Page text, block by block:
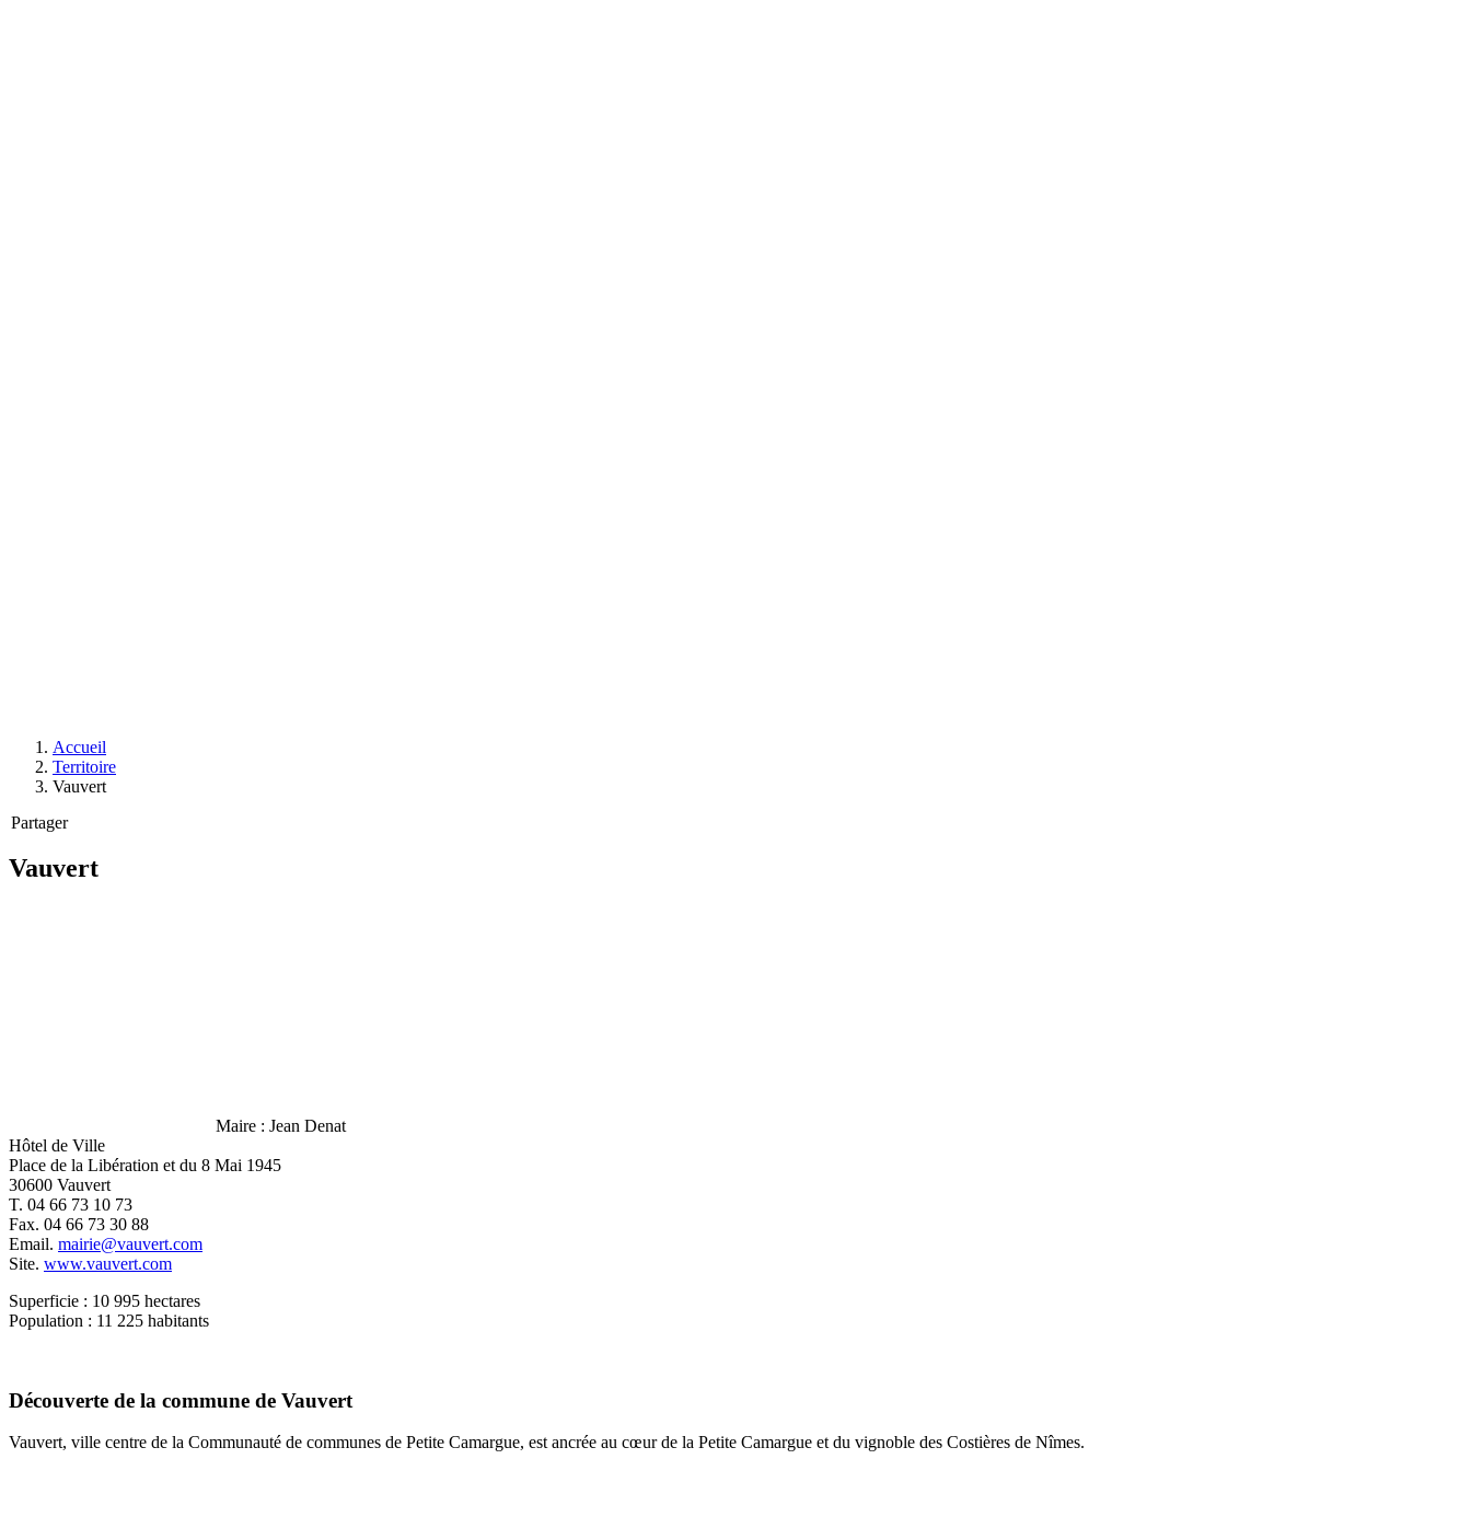
Accueil
Territoire
Vauvert
Partager
Vauvert
Maire : Jean Denat
Hôtel de Ville
Place de la Libération et du 8 Mai 1945
30600 Vauvert
T. 04 66 73 10 73
Fax. 04 66 73 30 88
Email. mairie@vauvert.com
Site. www.vauvert.com
Superficie : 10 995 hectares
Population : 11 225 habitants
Découverte de la commune de Vauvert
Vauvert, ville centre de la Communauté de communes de Petite Camargue, est ancrée au cœur de la Petite Camargue et du vignoble des Costières de Nîmes.